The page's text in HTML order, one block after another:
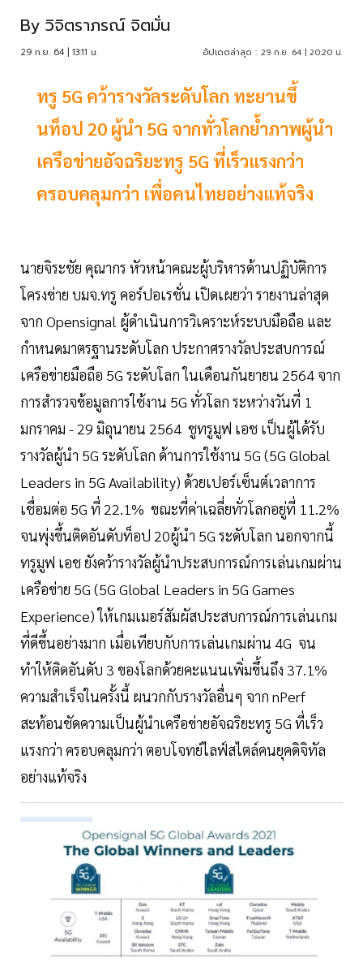
By วิจิตราภรณ์ จิตมั่น
29 ก.ย. 64 | 13:11 น. อัปเดตล่าสุด : 29 ก.ย. 64 | 20:20 น.
ทรู 5G คว้ารางวัลระดับโลก ทะยานขึ้
นท็อป 20 ผู้นำ 5G จากทั่วโลกย้ำภาพผู้นำ
เครือข่ายอัจฉริยะทรู 5G ที่เร็วแรงกว่า
ครอบคลุมกว่า เพื่อคนไทยอย่างแท้จริง
นายจิระชัย คุณากร หัวหน้าคณะผู้บริหารด้านปฏิบัติการ
โครงข่าย บมจ.ทรู คอร์ปอเรชั่น เปิดเผยว่า รายงานล่าสุด
จาก Opensignal ผู้ดำเนินการวิเคราะห์ระบบมือถือ และ
กำหนดมาตรฐานระดับโลก ประกาศรางวัลประสบการณ์
เครือข่ายมือถือ 5G ระดับโลก ในเดือนกันยายน 2564 จาก
การสำรวจข้อมูลการใช้งาน 5G ทั่วโลก ระหว่างวันที่ 1
มกราคม - 29 มิถุนายน 2564 ชูทรูมูฟ เอช เป็นผู้ได้รับ
รางวัลผู้นำ 5G ระดับโลก ด้านการใช้งาน 5G (5G Global
Leaders in 5G Availability) ด้วยเปอร์เซ็นต์เวลาการ
เชื่อมต่อ 5G ที่ 22.1% ขณะที่ค่าเฉลี่ยทั่วโลกอยู่ที่ 11.2%
จนพุ่งขึ้นติดอันดับท็อป 20ผู้นำ 5G ระดับโลก นอกจากนี้
ทรูมูฟ เอช ยังคว้ารางวัลผู้นำประสบการณ์การเล่นเกมผ่าน
เครือข่าย 5G (5G Global Leaders in 5G Games
Experience) ให้เกมเมอร์สัมผัสประสบการณ์การเล่นเกม
ที่ดีขึ้นอย่างมาก เมื่อเทียบกับการเล่นเกมผ่าน 4G จน
ทำให้ติดอันดับ 3 ของโลกด้วยคะแนนเพิ่มขึ้นถึง 37.1%
ความสำเร็จในครั้งนี้ ผนวกกับรางวัลอื่นๆ จาก nPerf
สะท้อนชัดความเป็นผู้นำเครือข่ายอัจฉริยะทรู 5G ที่เร็ว
แรงกว่า ครอบคลุมกว่า ตอบโจทย์ไลฟ์สไตล์คนยุคดิจิทัล
อย่างแท้จริง